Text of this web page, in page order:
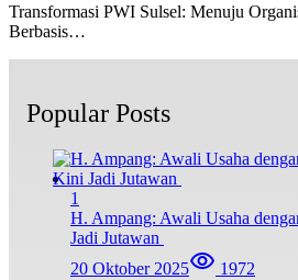
Transformasi PWI Sulsel: Menuju
Berbasis…
Popular Posts
1
H. Ampang: Awali Usaha
Jadi Jutawan
20 Oktober 2025
1972